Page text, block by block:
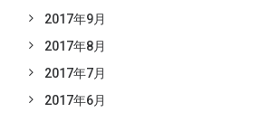
2017年9月
2017年8月
2017年7月
2017年6月